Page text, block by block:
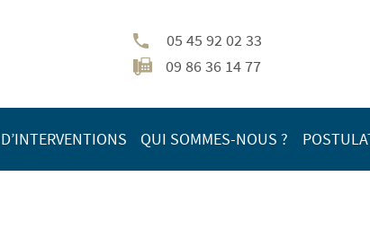
05 45 92 02 33
09 86 36 14 77
QUI SOMMES-NOUS ?